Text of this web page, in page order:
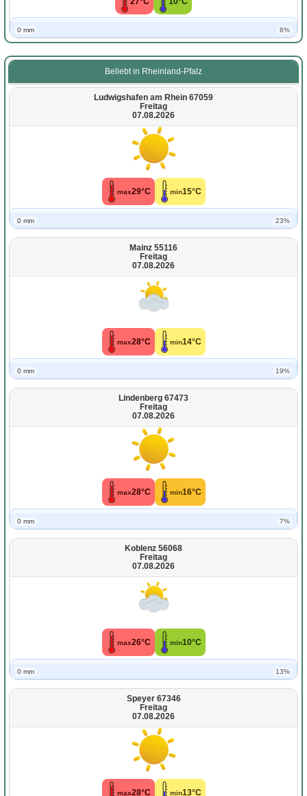
0 mm 6%
Beliebt in Rheinland-Pfalz
Ludwigshafen am Rhein 67059
Freitag
07.08.2026
max29°C min15°C
0 mm 23%
Mainz 55116
Freitag
07.08.2026
max28°C min14°C
0 mm 19%
Lindenberg 67473
Freitag
07.08.2026
max28°C min16°C
0 mm 7%
Koblenz 56068
Freitag
07.08.2026
max26°C min10°C
0 mm 13%
Speyer 67346
Freitag
07.08.2026
max28°C min13°C